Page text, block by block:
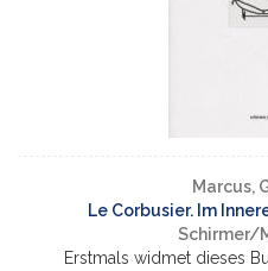
Marcus,
Le Corbusier. Im
Schirmer/
Erstmals widmet dieses